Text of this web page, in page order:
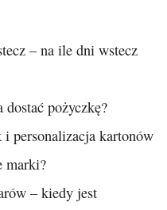
– na ile dni wstecz
dostać pożyczkę?
personalizacja kartonów
marki?
– kiedy jest